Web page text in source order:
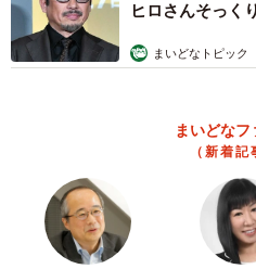
ヒロさんそっく
まいどなトピック
まいどなフ
（新着記